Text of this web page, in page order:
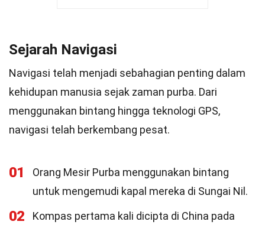
Sejarah Navigasi
Navigasi telah menjadi sebahagian penting dalam
kehidupan manusia sejak zaman purba. Dari
menggunakan bintang hingga teknologi GPS,
navigasi telah berkembang pesat.
01
Orang Mesir Purba menggunakan bintang
untuk mengemudi kapal mereka di Sungai Nil.
02
Kompas pertama kali dicipta di China pada